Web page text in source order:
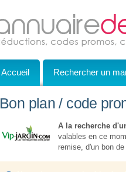
Accueil Rechercher un
Bon plan / code
A la recherche
valables en ce
remise, d'un bon